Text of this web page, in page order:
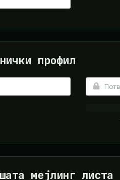
профил
мејлинг листа